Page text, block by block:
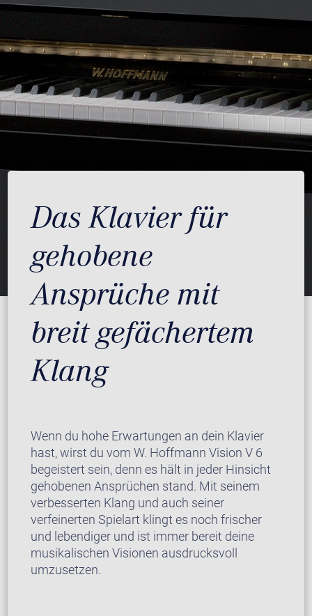
Das Klavier für
gehobene
Ansprüche mit
breit gefächertem
Klang
Wenn du hohe Erwartungen an dein Klavier
hast, wirst du vom W. Hoffmann Vision V 6
begeistert sein, denn es hält in jeder Hinsicht
gehobenen Ansprüchen stand. Mit seinem
verbesserten Klang und auch seiner
verfeinerten Spielart klingt es noch frischer
und lebendiger und ist immer bereit deine
musikalischen Visionen ausdrucksvoll
umzusetzen.